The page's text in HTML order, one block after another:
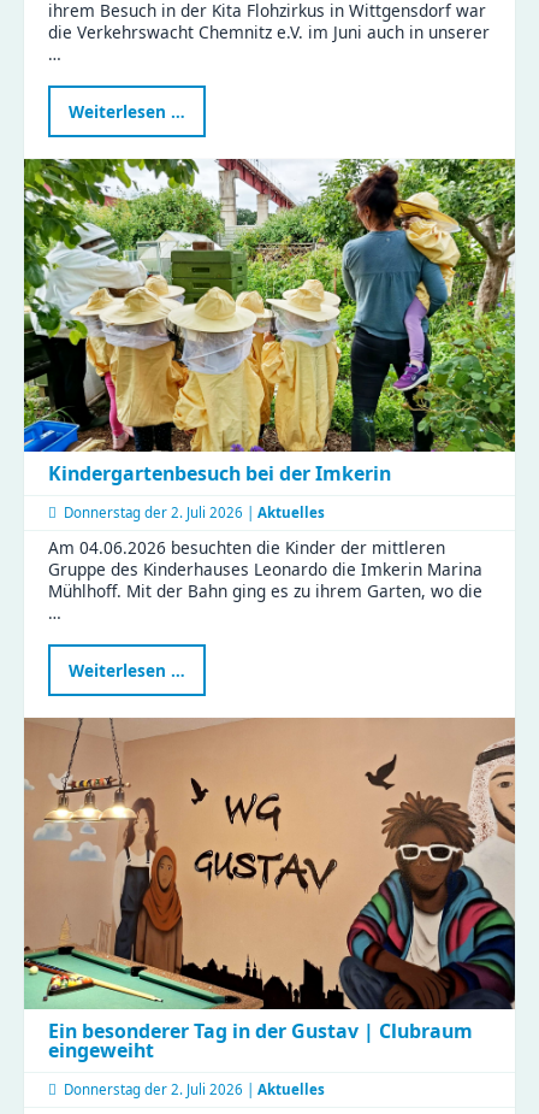
ihrem Besuch in der Kita Flohzirkus in Wittgensdorf war
die Verkehrswacht Chemnitz e.V. im Juni auch in unserer
…
Weiterlesen …
zum
Anfassen
-
ein
Vormittag
voller
Aha-
Momente
Kindergartenbesuch bei der Imkerin
Donnerstag der 2. Juli 2026 | Aktuelles
Am 04.06.2026 besuchten die Kinder der mittleren
Gruppe des Kinderhauses Leonardo die Imkerin Marina
Mühlhoff. Mit der Bahn ging es zu ihrem Garten, wo die
…
Weiterlesen …
bei
Imkerin
Ein besonderer Tag in der Gustav | Clubraum
eingeweiht
Donnerstag der 2. Juli 2026 | Aktuelles